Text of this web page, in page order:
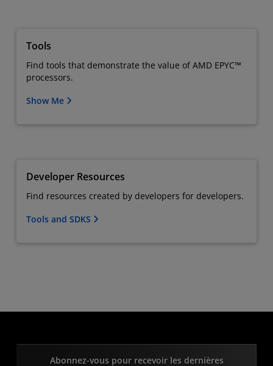
Tools
Find tools that demonstrate the value of AMD EPYC™
processors.
Show Me
Developer Resources
Find resources created by developers for developers.
Tools and SDKS
Abonnez-vous pour recevoir les dernières